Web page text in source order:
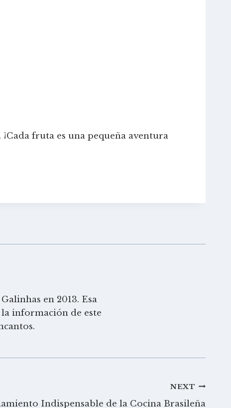
fruta es una pequeña aventura
en 2013. Esa
información de este
NEXT
Indispensable de la Cocina Brasileña